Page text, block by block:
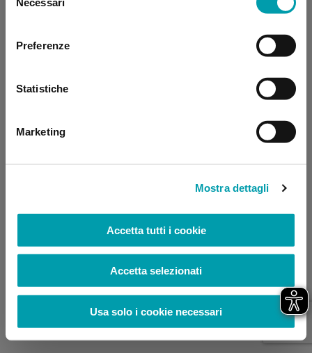
del
Preferenze
Statistiche
Marketing
Mostra dettagli
Accetta tutti i cookie
Accetta selezionati
Usa solo i cookie necessari
Application error: a client-side exception has occurred (see the
browser console for more information)